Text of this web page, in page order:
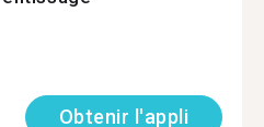
Obtenir l'appli